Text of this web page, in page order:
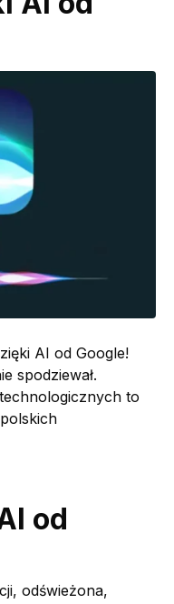
AI od Google!
spodziewał.
to
od
odświeżona,